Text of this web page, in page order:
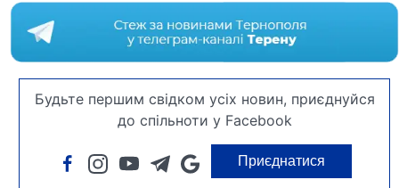
Будьте першим свідком усіх новин, приєднуйся
до спільноти у Facebook
Приєднатися